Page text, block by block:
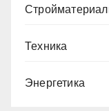
Техника
Энергетика